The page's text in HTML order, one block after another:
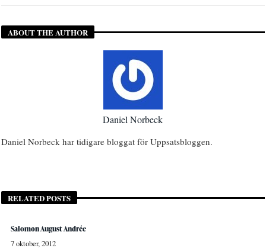
ABOUT THE AUTHOR
Daniel Norbeck
Daniel Norbeck har tidigare bloggat för Uppsatsbloggen.
RELATED POSTS
Salomon August Andrée
7 oktober, 2012